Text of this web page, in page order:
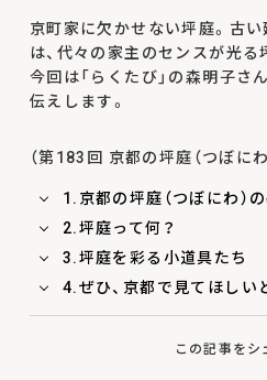
京町家に欠かせない坪庭。古
は、代々の家主のセンスが光る
今回は「らくたび」の森明子さ
伝えします。
（第183回 京都の坪庭（つぼにわ
1.京都の坪庭（つぼにわ）
2.坪庭って何？
3.坪庭を彩る小道具たち
4.ぜひ、京都で見てほしい
この記事をシ